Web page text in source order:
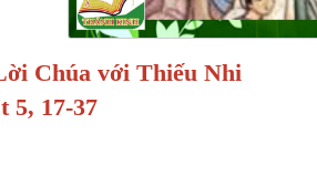
Chúa với Thiếu Nhi
5, 17-37